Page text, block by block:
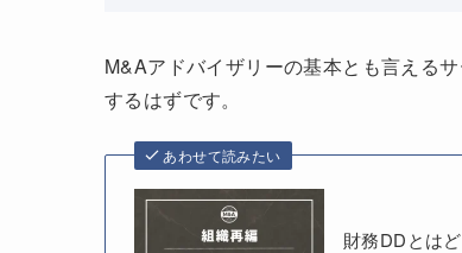
M&Aアドバイザリーの基本とも言える
するはずです。
あわせて読みたい
財務DDとは